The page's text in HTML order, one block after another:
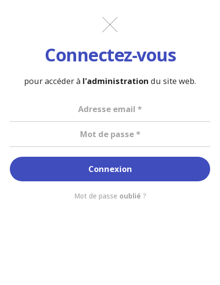
Connectez-vous
pour accéder à l'administration du site web.
Mot de passe oublié ?